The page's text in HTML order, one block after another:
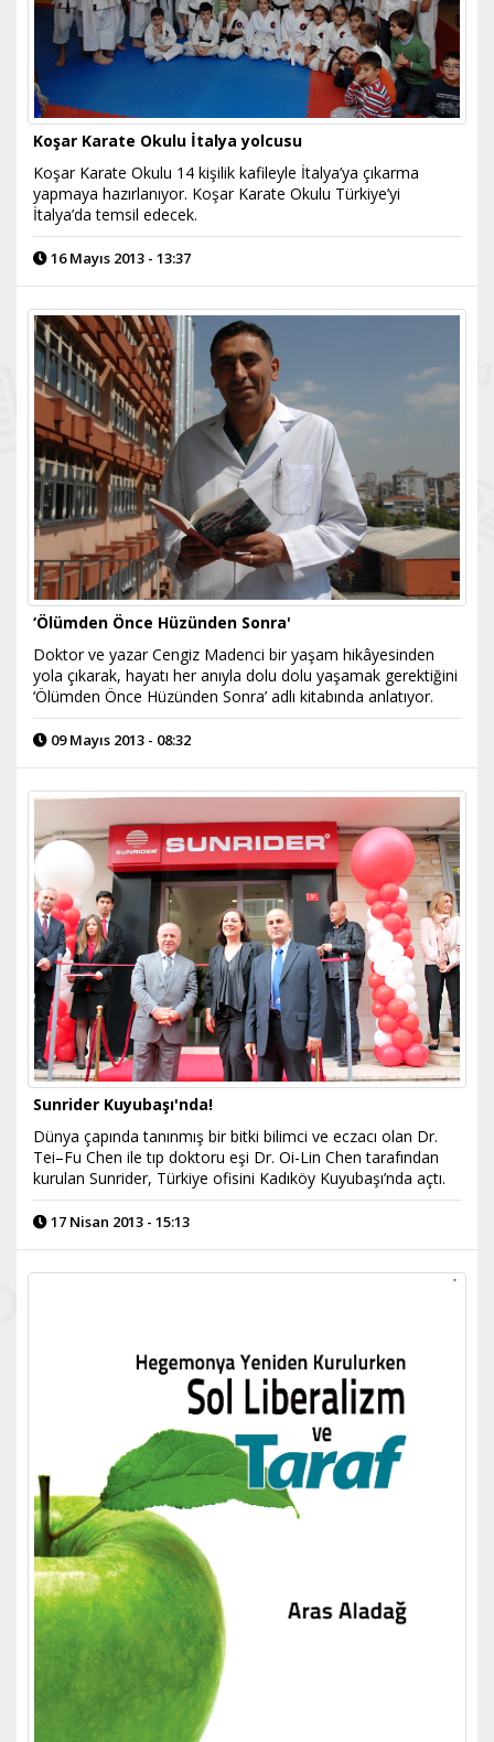
Koşar Karate Okulu İtalya yolcusu
Koşar Karate Okulu 14 kişilik kafileyle İtalya’ya çıkarma
yapmaya hazırlanıyor. Koşar Karate Okulu Türkiye’yi
İtalya’da temsil edecek.
16 Mayıs 2013 - 13:37
‘Ölümden Önce Hüzünden Sonra'
Doktor ve yazar Cengiz Madenci bir yaşam hikâyesinden
yola çıkarak, hayatı her anıyla dolu dolu yaşamak gerektiğini
‘Ölümden Önce Hüzünden Sonra’ adlı kitabında anlatıyor.
09 Mayıs 2013 - 08:32
Sunrider Kuyubaşı'nda!
Dünya çapında tanınmış bir bitki bilimci ve eczacı olan Dr.
Tei–Fu Chen ile tıp doktoru eşi Dr. Oi-Lin Chen tarafından
kurulan Sunrider, Türkiye ofisini Kadıköy Kuyubaşı’nda açtı.
17 Nisan 2013 - 15:13